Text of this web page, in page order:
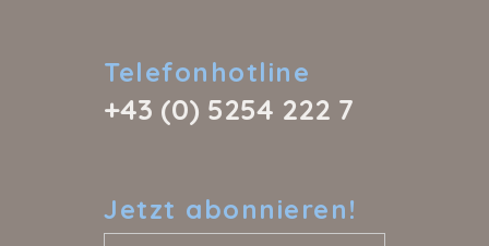
Telefonhotline
+43 (0) 5254 222 7
Jetzt abonnieren!